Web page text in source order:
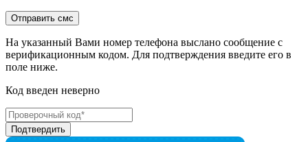
На указанный Вами номер телефона выслано сообщение с
верификационным кодом. Для подтверждения введите его в
поле ниже.
Код введен неверно